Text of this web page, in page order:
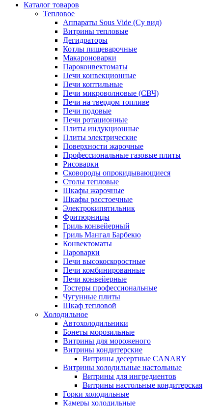
Каталог товаров
Тепловое
Аппараты Sous Vide (Су вид)
Витрины тепловые
Дегидраторы
Котлы пищеварочные
Макароноварки
Пароконвектоматы
Печи конвекционные
Печи коптильные
Печи микроволновые (СВЧ)
Печи на твердом топливе
Печи подовые
Печи ротационные
Плиты индукционные
Плиты электрические
Поверхности жарочные
Профессиональные газовые плиты
Рисоварки
Сковороды опрокидывающиеся
Столы тепловые
Шкафы жарочные
Шкафы расстоечные
Электрокипятильник
Фритюрницы
Гриль конвейерный
Гриль Мангал Барбекю
Конвектоматы
Пароварки
Печи высокоскоростные
Печи комбинированные
Печи конвейерные
Тостеры профессиональные
Чугунные плиты
Шкаф тепловой
Холодильное
Автохолодильники
Бонеты морозильные
Витрины для мороженого
Витрины кондитерские
Витрины десертные CANARY
Витрины холодильные настольные
Витрины для ингредиентов
Витрины настольные кондитерская
Горки холодильные
Камеры холодильные